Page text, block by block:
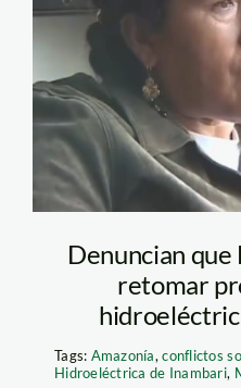
Denuncian
retomar
Tags: Amazonía,conflictos
Hidroeléctrica de Inambari,